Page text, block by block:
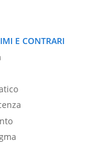
E CONTRARI